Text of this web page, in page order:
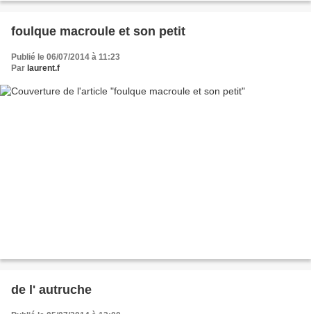
foulque macroule et son petit
Publié le 06/07/2014 à 11:23
Par laurent.f
de l' autruche